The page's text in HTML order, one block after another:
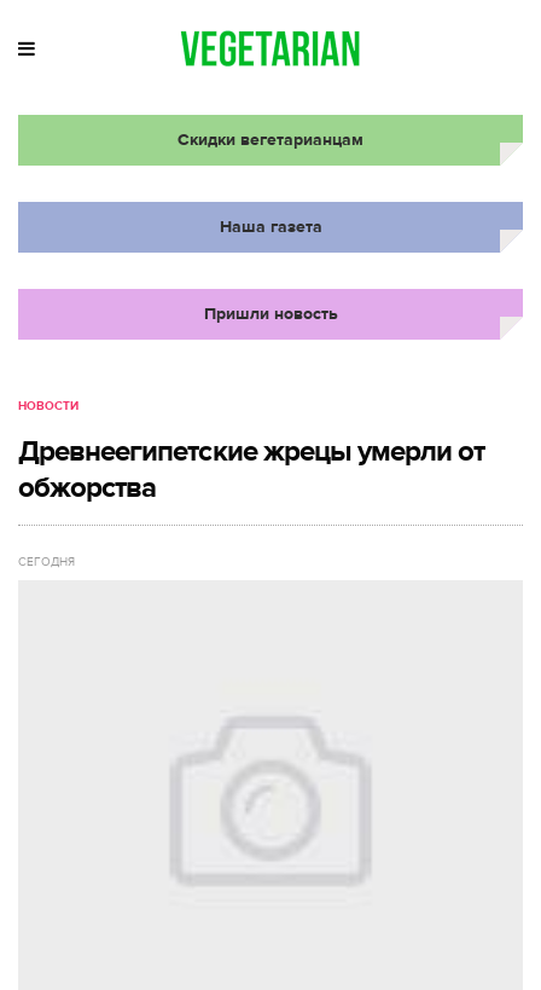
Скидки вегетарианцам
Наша газета
Пришли новость
НОВОСТИ
Древнеегипетские жрецы умерли от
обжорства
СЕГОДНЯ